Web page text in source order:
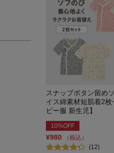
スナップボタン留め
イス綿素材短肌着2
ビー服 新生児】
10%OFF
¥980
（税込）
(12)